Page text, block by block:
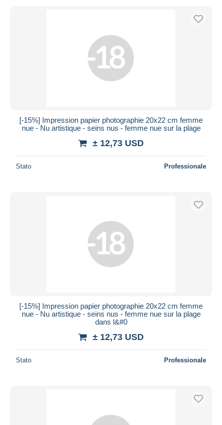
[-15%] Impression papier photographie 20x22 cm femme
nue - Nu artistique - seins nus - femme nue sur la plage
± 12,73 USD
Stato Professionale
[-15%] Impression papier photographie 20x22 cm femme
nue - Nu artistique - seins nus - femme nue sur la plage
dans l&#0
± 12,73 USD
Stato Professionale